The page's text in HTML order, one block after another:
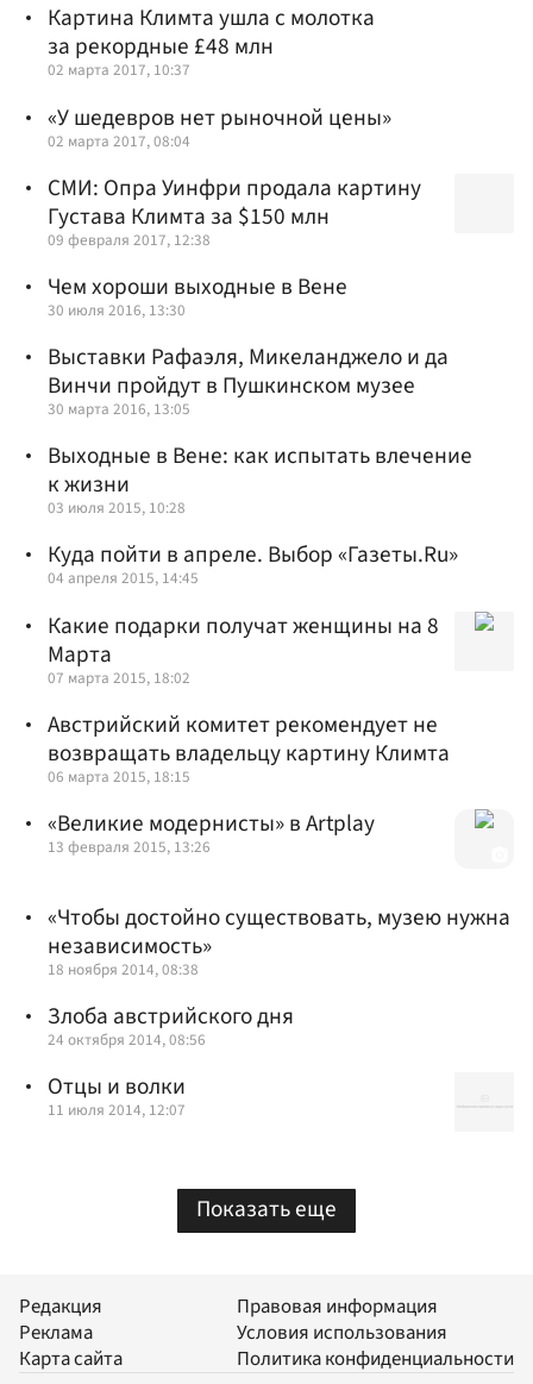
Картина Климта ушла с молотка
за рекордные £48 млн
02 марта 2017, 10:37
«У шедевров нет рыночной цены»
02 марта 2017, 08:04
СМИ: Опра Уинфри продала картину
Густава Климта за $150 млн
09 февраля 2017, 12:38
Чем хороши выходные в Вене
30 июля 2016, 13:30
Выставки Рафаэля, Микеланджело и да
Винчи пройдут в Пушкинском музее
30 марта 2016, 13:05
Выходные в Вене: как испытать влечение
к жизни
03 июля 2015, 10:28
Куда пойти в апреле. Выбор «Газеты.Ru»
04 апреля 2015, 14:45
Какие подарки получат женщины на 8
Марта
07 марта 2015, 18:02
Австрийский комитет рекомендует не
возвращать владельцу картину Климта
06 марта 2015, 18:15
«Великие модернисты» в Artplay
13 февраля 2015, 13:26
«Чтобы достойно существовать, музею нужна
независимость»
18 ноября 2014, 08:38
Злоба австрийского дня
24 октября 2014, 08:56
Отцы и волки
11 июля 2014, 12:07
Показать еще
Редакция
Реклама
Карта сайта
Правовая информация
Условия использования
Политика конфиденциальности